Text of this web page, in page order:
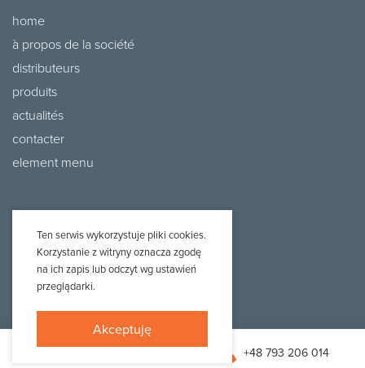
biuro@adraf.pl +48 793 206 014
home
à propos de la société
distributeurs
produits
actualités
contacter
element menu
Projekt i realizacja:Webtom.pl
Ten serwis wykorzystuje pliki cookies.
Korzystanie z witryny oznacza zgodę
na ich zapis lub odczyt wg ustawień
przeglądarki.
Akceptuję